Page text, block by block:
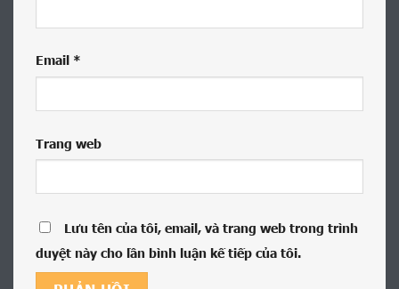
Email *
Trang web
Lưu tên của tôi, email, và trang web trong trình
duyệt này cho lần bình luận kế tiếp của tôi.